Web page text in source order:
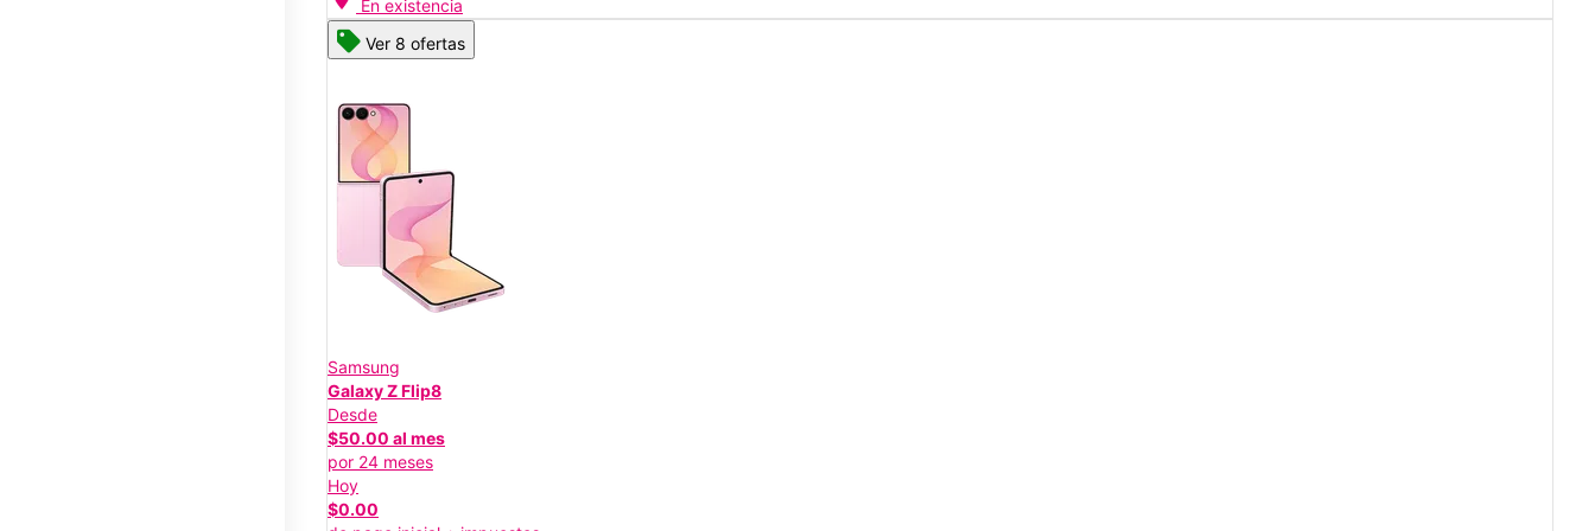
En existencia
Ver 8 ofertas
Samsung
Galaxy Z Flip8
Desde
$50.00 al mes
por 24 meses
Hoy
$0.00